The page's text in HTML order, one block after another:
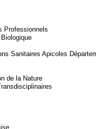
Professionnels
Sanitaires Apicoles
de la Nature